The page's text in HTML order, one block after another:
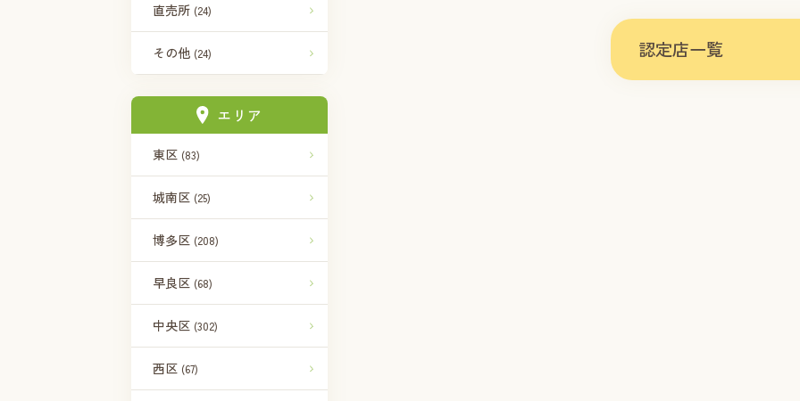
直売所 (24)
その他 (24)
エリア
東区 (83)
城南区 (25)
博多区 (208)
早良区 (68)
中央区 (302)
西区 (67)
認定店一覧